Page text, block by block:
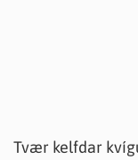
Tvær kelfdar